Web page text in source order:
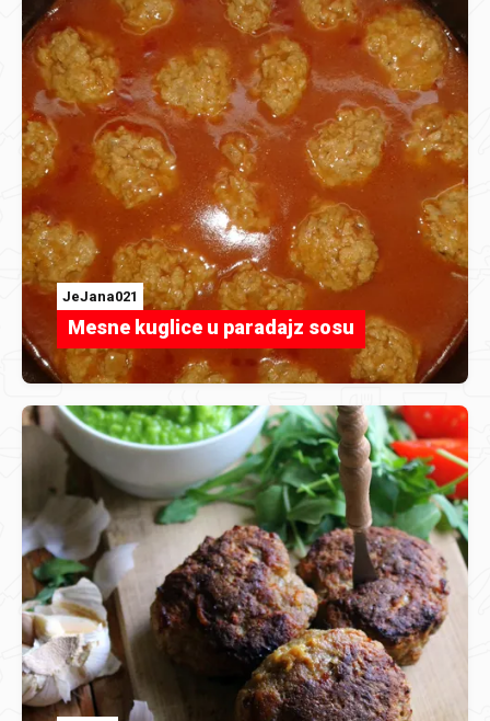
JeJana021
Mesne kuglice u paradajz sosu